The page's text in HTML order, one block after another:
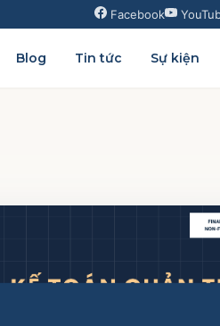
Facebook
Blog Tin tức Sự kiện